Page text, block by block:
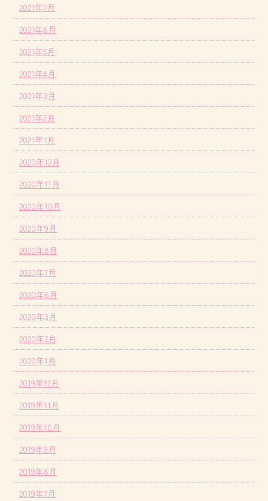
2021年7月
2021年6月
2021年5月
2021年4月
2021年3月
2021年2月
2021年1月
2020年12月
2020年11月
2020年10月
2020年9月
2020年8月
2020年7月
2020年6月
2020年3月
2020年2月
2020年1月
2019年12月
2019年11月
2019年10月
2019年9月
2019年8月
2019年7月